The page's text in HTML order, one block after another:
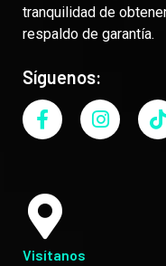
tranquilidad de
respaldo de garantía.
Síguenos:
Visítanos